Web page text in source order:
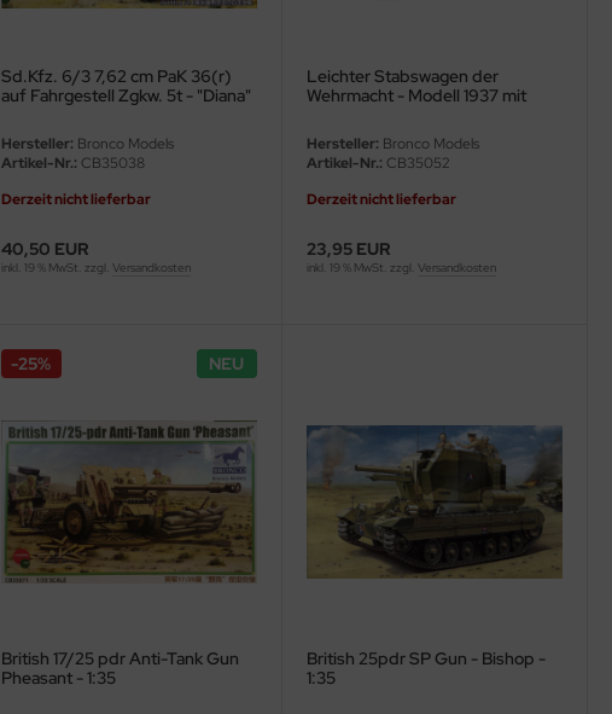
Sd.Kfz. 6/3 7,62 cm PaK 36(r)
auf Fahrgestell Zgkw. 5t - "Diana"
Hersteller: Bronco Models
Artikel-Nr.: CB35038
Derzeit nicht lieferbar
40,50 EUR
inkl. 19 % MwSt. zzgl. Versandkosten
Leichter Stabswagen der
Wehrmacht - Modell 1937 mit
Hersteller: Bronco Models
Artikel-Nr.: CB35052
Derzeit nicht lieferbar
23,95 EUR
inkl. 19 % MwSt. zzgl. Versandkosten
NEU
British 17/25 pdr Anti-Tank Gun
Pheasant - 1:35
-25%
British 25pdr SP Gun - Bishop -
1:35